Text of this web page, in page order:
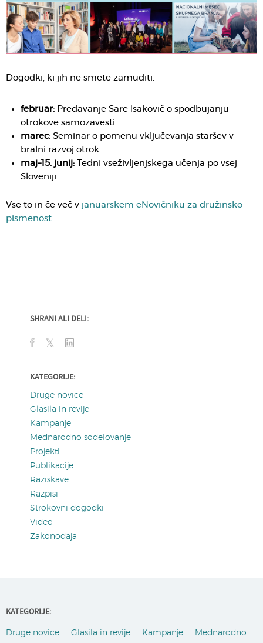
Dogodki, ki jih ne smete zamuditi:
februar: Predavanje Sare Isakovič o spodbujanju
otrokove samozavesti
marec: Seminar o pomenu vključevanja staršev v
bralni razvoj otrok
maj–15. junij: Tedni vseživljenjskega učenja po vsej
Sloveniji
Vse to in če več v januarskem eNovičniku za družinsko
pismenost.
SHRANI ALI DELI:
KATEGORIJE:
Druge novice
Glasila in revije
Kampanje
Mednarodno sodelovanje
Projekti
Publikacije
Raziskave
Razpisi
Strokovni dogodki
Video
Zakonodaja
KATEGORIJE:
Druge novice Glasila in revije Kampanje
Mednarodno